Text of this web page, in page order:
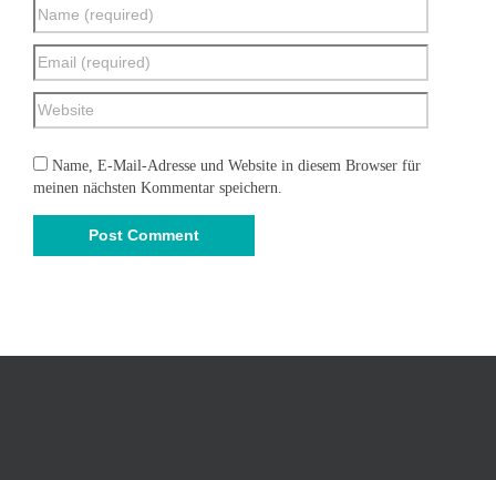
Name, E-Mail-Adresse und Website in diesem Browser für
meinen nächsten Kommentar speichern.